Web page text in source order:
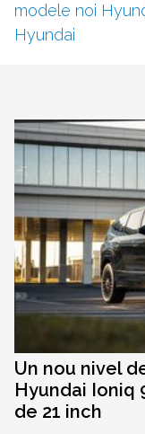
modele noi
Hyundai
Un nou nivel
Hyundai Ioniq
de 21 inch